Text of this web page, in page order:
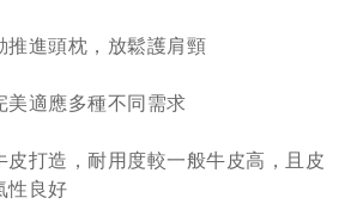
推進頭枕，放鬆護肩頸
美適應多種不同需求
皮打造，耐用度較一般牛皮高，且皮
性良好